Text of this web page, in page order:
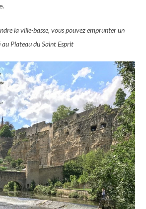
la ville-basse, vous pouvez emprunter un
Plateau du Saint Esprit